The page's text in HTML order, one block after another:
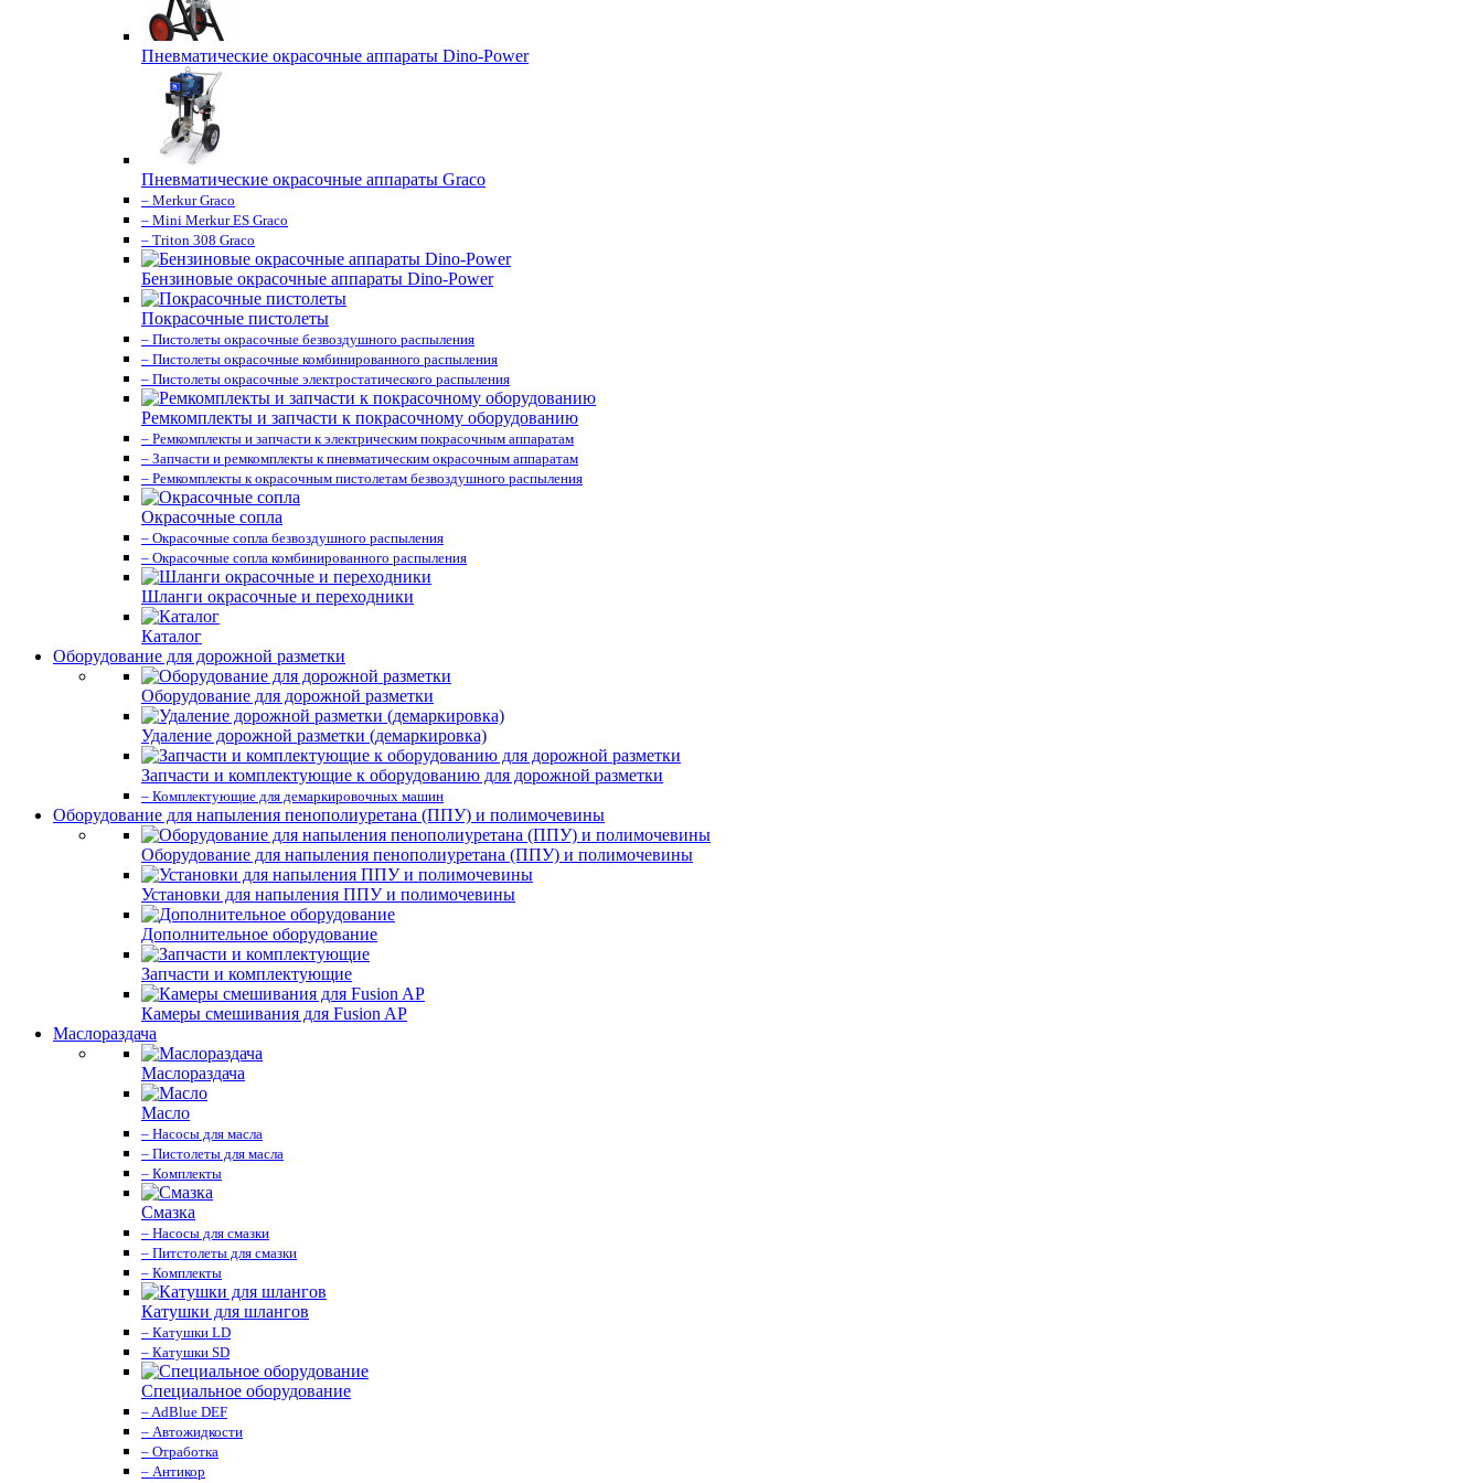
Пневматические окрасочные аппараты Dino-Power
Пневматические окрасочные аппараты Graco
– Merkur Graco
– Mini Merkur ES Graco
– Triton 308 Graco
Бензиновые окрасочные аппараты Dino-Power
Покрасочные пистолеты
– Пистолеты окрасочные безвоздушного распыления
– Пистолеты окрасочные комбинированного распыления
– Пистолеты окрасочные электростатического распыления
Ремкомплекты и запчасти к покрасочному оборудованию
– Ремкомплекты и запчасти к электрическим покрасочным аппаратам
– Запчасти и ремкомплекты к пневматическим окрасочным аппаратам
– Ремкомплекты к окрасочным пистолетам безвоздушного распыления
Окрасочные сопла
– Окрасочные сопла безвоздушного распыления
– Окрасочные сопла комбинированного распыления
Шланги окрасочные и переходники
Каталог
Оборудование для дорожной разметки
Оборудование для дорожной разметки
Удаление дорожной разметки (демаркировка)
Запчасти и комплектующие к оборудованию для дорожной разметки
– Комплектующие для демаркировочных машин
Оборудование для напыления пенополиуретана (ППУ) и полимочевины
Оборудование для напыления пенополиуретана (ППУ) и полимочевины
Установки для напыления ППУ и полимочевины
Дополнительное оборудование
Запчасти и комплектующие
Камеры смешивания для Fusion AP
Маслораздача
Маслораздача
Масло
– Насосы для масла
– Пистолеты для масла
– Комплекты
Смазка
– Насосы для смазки
– Питстолеты для смазки
– Комплекты
Катушки для шлангов
– Катушки LD
– Катушки SD
Специальное оборудование
– AdBlue DEF
– Автожидкости
– Отработка
– Антикор